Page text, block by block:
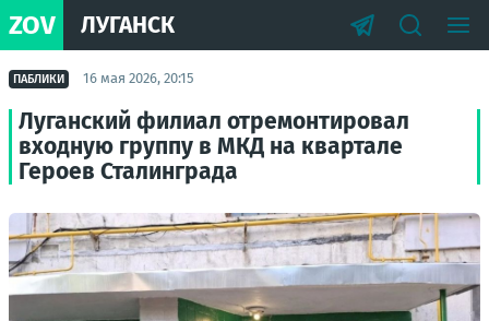
ZOV ЛУГАНСК
ПАБЛИКИ 16 мая 2026, 20:15
Луганский филиал отремонтировал
входную группу в МКД на квартале
Героев Сталинграда